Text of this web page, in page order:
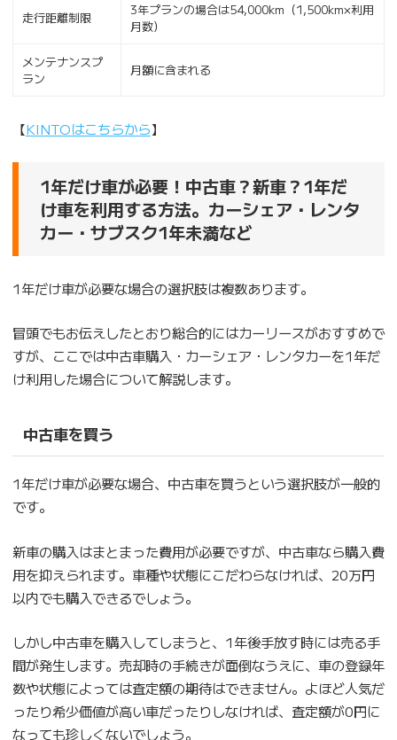
走行距離制限
3年プランの場合は54,000km（1,500km×利用
月数）
メンテナンスプ
ラン
月額に含まれる
【KINTOはこちらから】
1年だけ車が必要！中古車？新車？1年だ
け車を利用する方法。カーシェア・レンタ
カー・サブスク1年未満など
1年だけ車が必要な場合の選択肢は複数あります。
冒頭でもお伝えしたとおり総合的にはカーリースがおすすめで
すが、ここでは中古車購入・カーシェア・レンタカーを1年だ
け利用した場合について解説します。
中古車を買う
1年だけ車が必要な場合、中古車を買うという選択肢が一般的
です。
新車の購入はまとまった費用が必要ですが、中古車なら購入費
用を抑えられます。車種や状態にこだわらなければ、20万円
以内でも購入できるでしょう。
しかし中古車を購入してしまうと、1年後手放す時には売る手
間が発生します。売却時の手続きが面倒なうえに、車の登録年
数や状態によっては査定額の期待はできません。よほど人気だ
ったり希少価値が高い車だったりしなければ、査定額が0円に
なっても珍しくないでしょう。